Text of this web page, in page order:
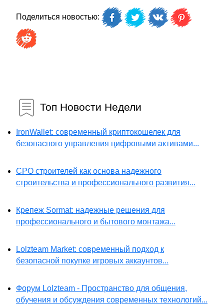
Поделиться новостью:
Топ Новости Недели
IronWallet: современный криптокошелек для
безопасного управления цифровыми активами...
СРО строителей как основа надежного
строительства и профессионального развития...
Крепеж Sormat: надежные решения для
профессионального и бытового монтажа...
Lolzteam Market: современный подход к
безопасной покупке игровых аккаунтов...
Форум Lolzteam - Пространство для общения,
обучения и обсуждения современных технологий...